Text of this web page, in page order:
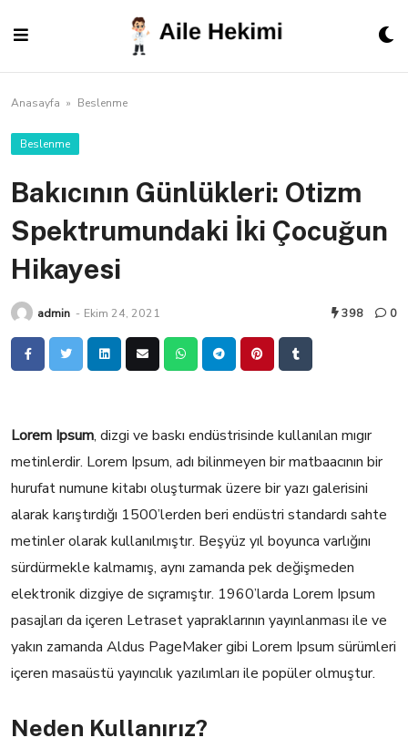
content
Anasayfa » Beslenme
Beslenme
Bakıcının Günlükleri: Otizm
Spektrumundaki İki Çocuğun
Hikayesi
admin - Ekim 24, 2021 398 0
Lorem Ipsum, dizgi ve baskı endüstrisinde kullanılan mıgır
metinlerdir. Lorem Ipsum, adı bilinmeyen bir matbaacının bir
hurufat numune kitabı oluşturmak üzere bir yazı galerisini
alarak karıştırdığı 1500’lerden beri endüstri standardı sahte
metinler olarak kullanılmıştır. Beşyüz yıl boyunca varlığını
sürdürmekle kalmamış, aynı zamanda pek değişmeden
elektronik dizgiye de sıçramıştır. 1960’larda Lorem Ipsum
pasajları da içeren Letraset yapraklarının yayınlanması ile ve
yakın zamanda Aldus PageMaker gibi Lorem Ipsum sürümleri
içeren masaüstü yayıncılık yazılımları ile popüler olmuştur.
Neden Kullanırız?